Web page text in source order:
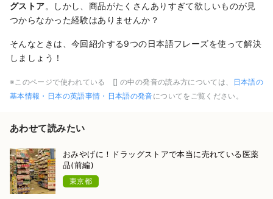
グストア。しかし、商品がたくさんありすぎて欲しいものが見
つからなかった経験はありませんか？
そんなときは、今回紹介する9つの日本語フレーズを使って解決
しましょう！
※このページで使われている [] の中の発音の読み方については、
日本語の
基本情報・日本の英語事情・日本語の発音についてをご覧ください。
あわせて読みたい
おみやげに！ドラッグストアで本当に売れている医薬
品(前編)
東京都